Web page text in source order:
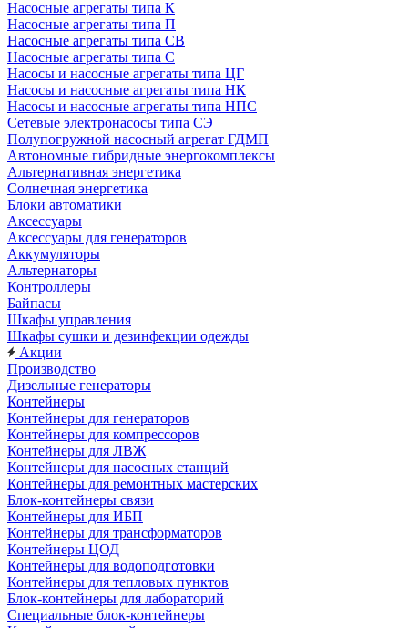
Насосные агрегаты типа К
Насосные агрегаты типа П
Насосные агрегаты типа СВ
Насосные агрегаты типа С
Насосы и насосные агрегаты типа ЦГ
Насосы и насосные агрегаты типа НК
Насосы и насосные агрегаты типа НПС
Сетевые электронасосы типа СЭ
Полупогружной насосный агрегат ГДМП
Автономные гибридные энергокомплексы
Альтернативная энергетика
Солнечная энергетика
Блоки автоматики
Аксессуары
Аксессуары для генераторов
Аккумуляторы
Альтернаторы
Контроллеры
Байпасы
Шкафы управления
Шкафы сушки и дезинфекции одежды
Акции
Производство
Дизельные генераторы
Контейнеры
Контейнеры для генераторов
Контейнеры для компрессоров
Контейнеры для ЛВЖ
Контейнеры для насосных станций
Контейнеры для ремонтных мастерских
Блок-контейнеры связи
Контейнеры для ИБП
Контейнеры для трансформаторов
Контейнеры ЦОД
Контейнеры для водоподготовки
Контейнеры для тепловых пунктов
Блок-контейнеры для лабораторий
Специальные блок-контейнеры